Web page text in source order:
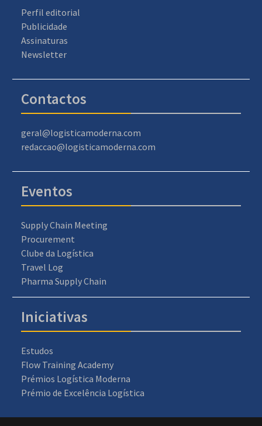
Perfil editorial
Publicidade
Assinaturas
Newsletter
Contactos
geral@logisticamoderna.com
redaccao@logisticamoderna.com
Eventos
Supply Chain Meeting
Procurement
Clube da Logística
Travel Log
Pharma Supply Chain
Iniciativas
Estudos
Flow Training Academy
Prémios Logística Moderna
Prémio de Excelência Logística